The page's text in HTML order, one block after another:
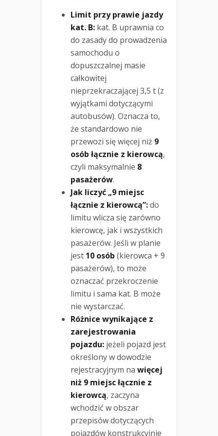
Limit przy prawie jazdy
kat. B: kat. B uprawnia co
do zasady do prowadzenia
samochodu o
dopuszczalnej masie
całkowitej
nieprzekraczającej 3,5 t (z
wyjątkami dotyczącymi
autobusów). Oznacza to,
że standardowo nie
przewozi się więcej niż 9
osób łącznie z kierowcą,
czyli maksymalnie 8
pasażerów.
Jak liczyć „9 miejsc
łącznie z kierowcą”:do
limitu wlicza się zarówno
kierowcę, jak i wszystkich
pasażerów. Jeśli w planie
jest 10 osób (kierowca + 9
pasażerów), to może
oznaczać przekroczenie
limitu i sama kat. B może
nie wystarczać.
Różnice wynikające z
zarejestrowania
pojazdu: jeżeli pojazd jest
określony w dowodzie
rejestracyjnym na więcej
niż 9 miejsc łącznie z
kierowcą, zaczyna
wchodzić w obszar
przepisów dotyczących
pojazdów konstrukcyjnie